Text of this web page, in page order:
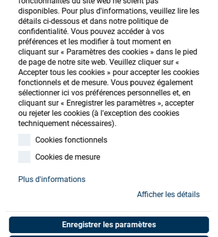
disponibles. Pour plus d'informations, veuillez lire les
détails ci-dessous et dans notre politique de
confidentialité. Vous pouvez accéder à vos
préférences et les modifier à tout moment en
cliquant sur « Paramètres des cookies » dans le pied
de page de notre site web. Veuillez cliquer sur «
Accepter tous les cookies » pour accepter les cookies
fonctionnels et de mesure. Vous pouvez également
sélectionner ici vos préférences personnelles et, en
cliquant sur « Enregistrer les paramètres », accepter
ou rejeter les cookies (à l'exception des cookies
techniquement nécessaires).
Cookies fonctionnels
Cookies de mesure
Plus d'informations
Afficher les détails
Enregistrer les paramètres
Carrière
Ressources
Contact
Store
accéder à vos comptes et découvrir notre
large gamme de consommables ophtalmiques
S'enregistrer Login